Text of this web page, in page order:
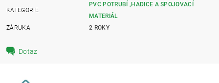
KATEGORIE
PVC POTRUBÍ ,HADICE A SPOJOVACÍ
MATERIÁL
ZÁRUKA
2 ROKY
Dotaz